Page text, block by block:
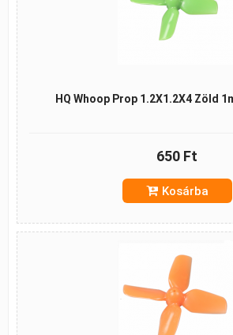
HQ Whoop Prop 1.2X1.2X4 Zöld
650 Ft
Kosárba